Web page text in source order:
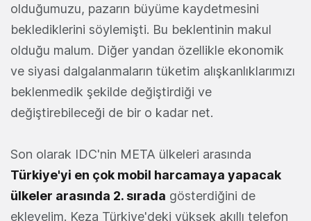
olduğumuzu, pazarın büyüme kaydetmesini
beklediklerini söylemişti. Bu beklentinin makul
olduğu malum. Diğer yandan özellikle ekonomik
ve siyasi dalgalanmaların tüketim alışkanlıklarımızı
beklenmedik şekilde değiştirdiği ve
değiştirebileceği de bir o kadar net.
Son olarak IDC'nin META ülkeleri arasında
Türkiye'yi en çok mobil harcamaya yapacak
ülkeler arasında 2. sırada gösterdiğini de
ekleyelim. Keza Türkiye'deki yüksek akıllı telefon